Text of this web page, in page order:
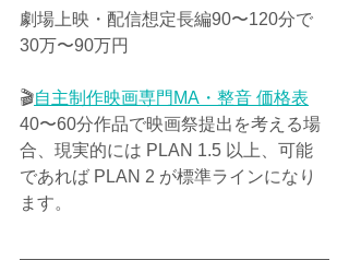
劇場上映・配信想定長編90〜120分で
30万〜90万円
🎬自主制作映画専門MA・整音 価格表
40〜60分作品で映画祭提出を考える場
合、現実的には PLAN 1.5 以上、可能
であれば PLAN 2 が標準ラインになり
ます。